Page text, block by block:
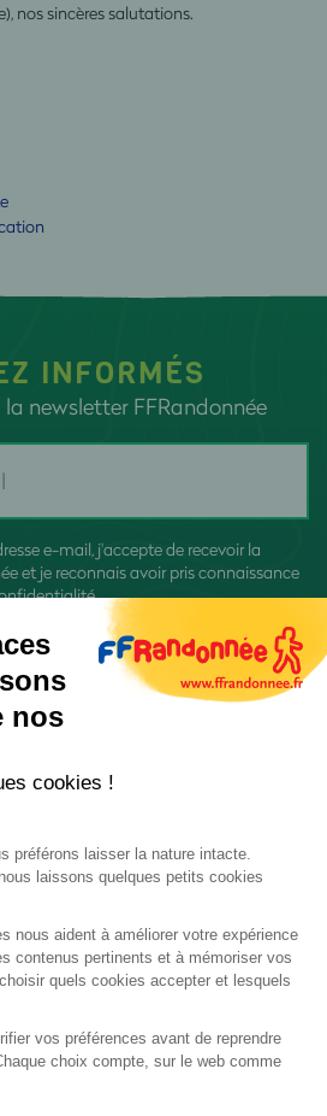
nos sincères salutations.
INFORMÉS
newsletter FFRandonnée
e-mail, j'accepte de recevoir la
et je reconnais avoir pris connaissance
des données
de confidentialité
nos
cookies !
préférons laisser la nature intacte.
laissons quelques petits cookies
nous aident à améliorer votre expérience
contenus pertinents et à mémoriser vos
quels cookies accepter et lesquels
vos préférences avant de reprendre
choix compte, sur le web comme